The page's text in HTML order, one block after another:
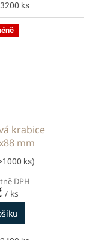
ks
krabice
mm
ks)
DPH
/ ks